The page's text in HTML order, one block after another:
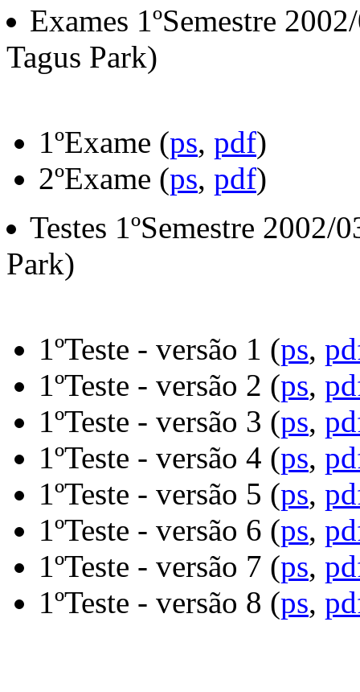
Exames 1ºSemestre
Tagus Park)
1ºExame (ps, pdf)
2ºExame (ps, pdf)
Testes 1ºSemestre
Park)
1ºTeste - versão 1 (ps,
1ºTeste - versão 2 (ps,
1ºTeste - versão 3 (ps,
1ºTeste - versão 4 (ps,
1ºTeste - versão 5 (ps,
1ºTeste - versão 6 (ps,
1ºTeste - versão 7 (ps,
1ºTeste - versão 8 (ps,